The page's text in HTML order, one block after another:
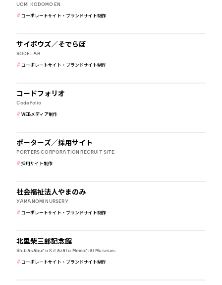
UOMI KODOMO EN
コーポレートサイト・ブランドサイト制作
サイボウズ／そでらぼ
SODELAB
コーポレートサイト・ブランドサイト制作
コードフォリオ
Codefolio
WEBメディア制作
ポーターズ／採用サイト
PORTERS CORPORATION RECRUIT SITE
採用サイト制作
社会福祉法人やまのみ
YAMANOMI NURSERY
コーポレートサイト・ブランドサイト制作
北里柴三郎記念館
Shibasaburo Kitazato Memorial Museum.
コーポレートサイト・ブランドサイト制作